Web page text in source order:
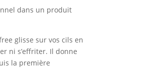
dans un produit
glisse sur vos cils en
ni s’effriter. Il donne
la première